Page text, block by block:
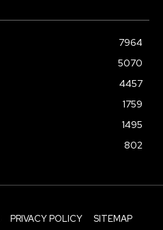
7964
5070
4457
1759
1495
802
PRIVACY POLICY SITEMAP